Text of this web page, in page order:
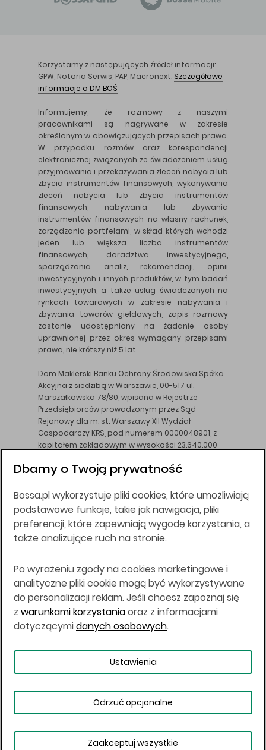
Korzystamy z następujących źródeł informacji:
GPW, Notoria Serwis, PAP, Macronext. Szczegółowe
informacje o DM BOŚ
Informujemy, że rozmowy z naszymi
pracownikami są nagrywane w zakresie
określonym w obowiązujących przepisach prawa.
W przypadku rozmów oraz korespondencji
elektronicznej związanych ze świadczeniem usług
przyjmowania i przekazywania zleceń nabycia lub
zbycia instrumentów finansowych, wykonywania
zleceń nabycia lub zbycia instrumentów
finansowych, nabywania lub zbywania
instrumentów finansowych na własny rachunek,
zarządzania portfelami, w skład których wchodzi
jeden lub większa liczba instrumentów
finansowych, doradztwa inwestycyjnego,
sporządzania analiz, rekomendacji, opinii
inwestycyjnych i innych produktów, w tym badań
inwestycyjnych, a także usług świadczonych na
rynkach towarowych w zakresie nabywania i
zbywania towarów giełdowych, zapis rozmowy
zostanie udostępniony na żądanie osoby
uprawnionej przez okres wymagany przepisami
prawa, nie krótszy niż 5 lat.
Dom Maklerski Banku Ochrony Środowiska Spółka
Akcyjna z siedzibą w Warszawie, 00-517 ul.
Marszałkowska 78/80, wpisana w Rejestrze
Przedsiębiorców prowadzonym przez Sąd
Rejonowy dla m. st. Warszawy XII Wydział
Gospodarczy KRS, pod numerem 0000048901, z
kapitałem zakładowym w wysokości 23.640.000
DM BOŚ działa na podstawie zezwolenia KNF z dnia
Wszelkie informacje na niniejszej stronie w tym
informacje o produktach inwestycyjnych nie są
kierowane do osób mających miejsce
zamieszkania lub pobytu w Stanach
Japonii, ani w dowolnej innej jurysdykcji, w której
taki materiał byłby sprzeczny z prawem lub w
których zgodne z prawem nabycie produktów
inwestycyjnych nie jest możliwe lub w której nie
jest możliwe złożenie oferty. Prawa obowiązujące
w danej jurysdykcji określają, czy jest możliwe
nabycie poszczególnych produktów
Copyright © 2026 BOŚ | BOSSA.PL
Warunki korzystania
Dane osobowe
Dbamy o Twoją prywatność
Bossa.pl wykorzystuje pliki cookies, które umożliwiają
podstawowe funkcje, takie jak nawigacja, pliki
preferencji, które zapewniają wygodę korzystania, a
także analizujące ruch na stronie.
Po wyrażeniu zgody na cookies marketingowe i
analityczne pliki cookie mogą być wykorzystywane
do personalizacji reklam. Jeśli chcesz zapoznaj się
z warunkami korzystaniaoraz z informacjami
dotyczącymidanych osobowych.
Ustawienia
Odrzuć opcjonalne
Zaakceptuj wszystkie